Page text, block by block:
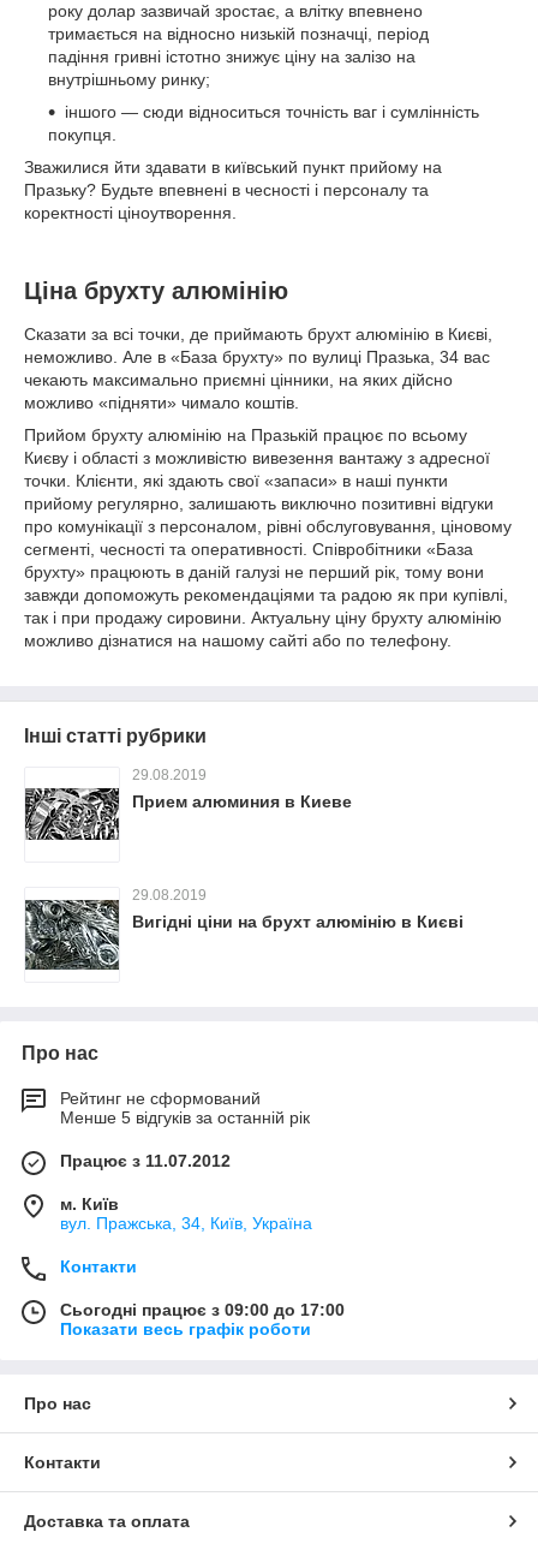
року долар зазвичай зростає, а влітку впевнено
тримається на відносно низькій позначці, період
падіння гривні істотно знижує ціну на залізо на
внутрішньому ринку;
іншого — сюди відноситься точність ваг і сумлінність
покупця.
Зважилися йти здавати в київський пункт прийому на
Празьку? Будьте впевнені в чесності і персоналу та
коректності ціноутворення.
Ціна брухту алюмінію
Сказати за всі точки, де приймають брухт алюмінію в Києві,
неможливо. Але в «База брухту» по вулиці Празька, 34 вас
чекають максимально приємні цінники, на яких дійсно
можливо «підняти» чимало коштів.
Прийом брухту алюмінію на Празькій працює по всьому
Києву і області з можливістю вивезення вантажу з адресної
точки. Клієнти, які здають свої «запаси» в наші пункти
прийому регулярно, залишають виключно позитивні відгуки
про комунікації з персоналом, рівні обслуговування, ціновому
сегменті, чесності та оперативності. Співробітники «База
брухту» працюють в даній галузі не перший рік, тому вони
завжди допоможуть рекомендаціями та радою як при купівлі,
так і при продажу сировини. Актуальну ціну брухту алюмінію
можливо дізнатися на нашому сайті або по телефону.
Інші статті рубрики
29.08.2019
Прием алюминия в Киеве
29.08.2019
Вигідні ціни на брухт алюмінію в Києві
Про нас
Рейтинг не сформований
Менше 5 відгуків за останній рік
Працює з 11.07.2012
м. Київ
вул. Пражська, 34, Київ, Україна
Контакти
Сьогодні працює з 09:00 до 17:00
Показати весь графік роботи
Про нас
Контакти
Доставка та оплата